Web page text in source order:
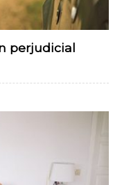
perjudicial